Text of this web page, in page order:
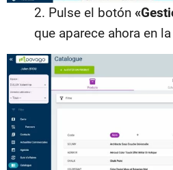
2. Pulse el botón
que aparece ahora en